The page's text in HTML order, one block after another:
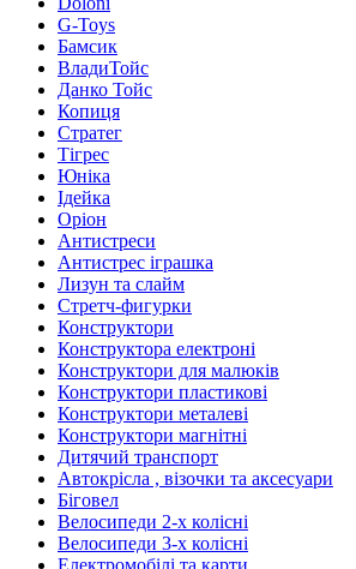
G-Toys
Бамсик
ВладиТойс
Данко Тойс
Копиця
Стратег
Тігрес
Юніка
Ідейка
Оріон
Антистреси
Антистрес іграшка
Лизун та слайм
Стретч-фигурки
Конструктори
Конструктора електроні
Конструктори для малюків
Конструктори пластикові
Конструктори металеві
Конструктори магнітні
Дитячий транспорт
Автокрісла , візочки та аксесуари
Біговел
Велосипеди 2-х колісні
Велосипеди 3-х колісні
Електромобілі та карти